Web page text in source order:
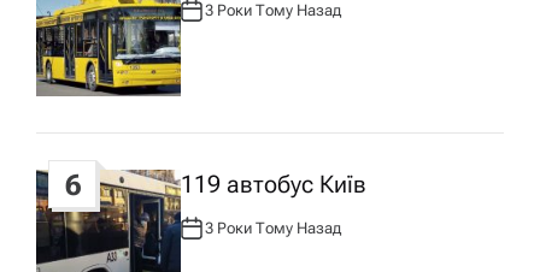
А
В
Т
О
Р
:
3 Роки Тому Назад
6 119 автобус Київ
А
3 Роки Тому Назад